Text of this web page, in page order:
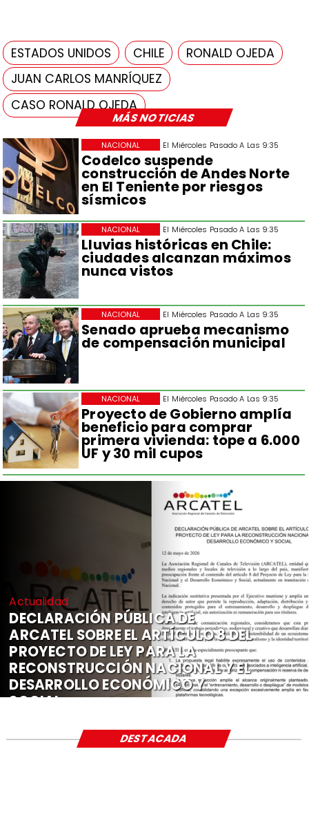
MÁS NOTICIAS
El Miércoles Pasado A Las 9:35
Codelco suspende
construcción de Andes Norte
en El Teniente por riesgos
sísmicos
NACIONAL
El Miércoles Pasado A Las 9:35
Lluvias históricas en Chile:
ciudades alcanzan máximos
nunca vistos
NACIONAL
El Miércoles Pasado A Las 9:35
Senado aprueba mecanismo
de compensación municipal
NACIONAL
El Miércoles Pasado A Las 9:35
Proyecto de Gobierno amplía
beneficio para comprar
primera vivienda: tope a 6.000
UF y 30 mil cupos
NACIONAL
ESTADOS UNIDOS CHILE
RONALD OJEDA
JUAN CARLOS MANRÍQUEZ
CASO RONALD OJEDA
Actualidad
DECLARACIÓN PÚBLICA DE
ARCATEL SOBRE EL ARTÍCULO 8 DEL
PROYECTO DE LEY PARA LA
RECONSTRUCCIÓN NACIONAL Y EL
DESARROLLO ECONÓMICO Y
SOCIAL
DESTACADA